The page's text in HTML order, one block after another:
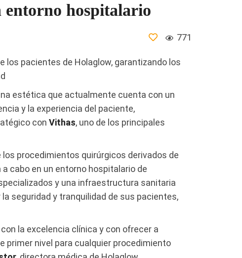
entorno hospitalario
771
los pacientes de Holaglow, garantizando los
estética que actualmente cuenta con un
y la experiencia del paciente,
con Vithas, uno de los principales
procedimientos quirúrgicos derivados de
cabo en un entorno hospitalario de
y una infraestructura sanitaria
seguridad y tranquilidad de sus pacientes,
la excelencia clínica y con ofrecer a
primer nivel para cualquier procedimiento